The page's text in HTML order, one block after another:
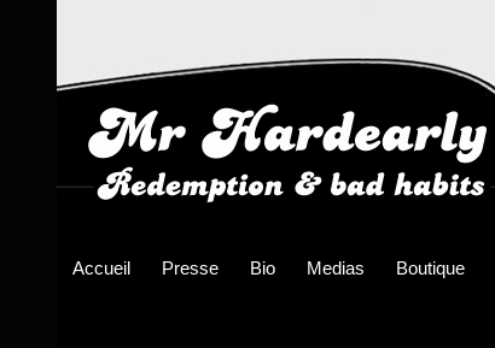
Accueil Presse Bio Medias Boutique